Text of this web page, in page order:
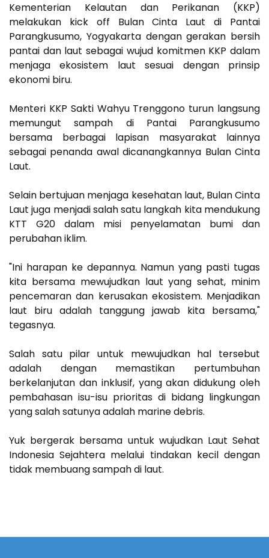
Kementerian Kelautan dan Perikanan (KKP)
melakukan kick off Bulan Cinta Laut di Pantai
Parangkusumo, Yogyakarta dengan gerakan bersih
pantai dan laut sebagai wujud komitmen KKP dalam
menjaga ekosistem laut sesuai dengan prinsip
ekonomi biru.
Menteri KKP Sakti Wahyu Trenggono turun langsung
memungut sampah di Pantai Parangkusumo
bersama berbagai lapisan masyarakat lainnya
sebagai penanda awal dicanangkannya Bulan Cinta
Laut.
Selain bertujuan menjaga kesehatan laut, Bulan Cinta
Laut juga menjadi salah satu langkah kita mendukung
KTT G20 dalam misi penyelamatan bumi dan
perubahan iklim.
"Ini harapan ke depannya. Namun yang pasti tugas
kita bersama mewujudkan laut yang sehat, minim
pencemaran dan kerusakan ekosistem. Menjadikan
laut biru adalah tanggung jawab kita bersama,"
tegasnya.
Salah satu pilar untuk mewujudkan hal tersebut
adalah dengan memastikan pertumbuhan
berkelanjutan dan inklusif, yang akan didukung oleh
pembahasan isu-isu prioritas di bidang lingkungan
yang salah satunya adalah marine debris.
Yuk bergerak bersama untuk wujudkan Laut Sehat
Indonesia Sejahtera melalui tindakan kecil dengan
tidak membuang sampah di laut.